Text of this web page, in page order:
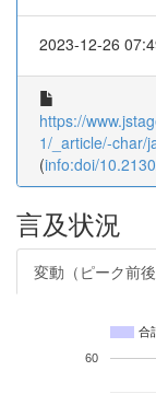
2023-12-26
https://
1/_article/-char/
(info:doi/
言及状況
変動（ピーク前後
合
60